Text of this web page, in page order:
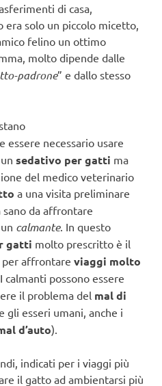
di casa,
solo un piccolo micetto,
felino un ottimo
molto dipende dalle
padrone” e dallo stesso
essere necessario usare
sedativo per gatti ma
del medico veterinario
a una visita preliminare
sano da affrontare
calmante. In questo
gatti molto prescritto è il
affrontare viaggi molto
calmanti possono essere
il problema del mal di
gli esseri umani, anche i
d’auto).
indicati per i viaggi più
il gatto ad ambientarsi più